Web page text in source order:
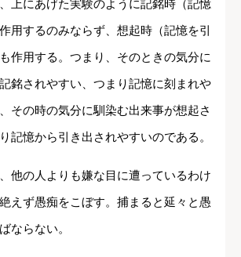
上にあげた実験のように記銘時（記憶
用するのみならず、想起時（記憶を引
作用する。つまり、そのときの気分に
銘されやすい、つまり記憶に刻まれや
その時の気分に馴染む出来事が想起さ
記憶から引き出されやすいのである。
他の人よりも嫌な目に遭っているわけ
えず愚痴をこぼす。捕まると延々と愚
ならない。